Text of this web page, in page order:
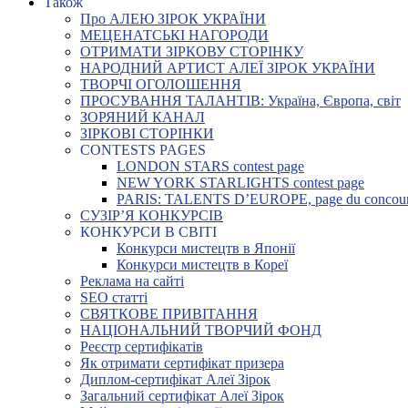
Про АЛЕЮ ЗІРОК УКРАЇНИ
МЕЦЕНАТСЬКІ НАГОРОДИ
ОТРИМАТИ ЗІРКОВУ СТОРІНКУ
НАРОДНИЙ АРТИСТ АЛЕЇ ЗІРОК УКРАЇНИ
ТВОРЧІ ОГОЛОШЕННЯ
ПРОСУВАННЯ ТАЛАНТІВ: Україна, Європа, світ
ЗОРЯНИЙ КАНАЛ
ЗІРКОВІ СТОРІНКИ
CONTESTS PAGES
LONDON STARS contest page
NEW YORK STARLIGHTS contest page
PARIS: TALENTS D’EUROPE, page du
СУЗІР’Я КОНКУРСІВ
КОНКУРСИ В СВІТІ
Конкурси мистецтв в Японії
Конкурси мистецтв в Кореї
Реклама на сайті
SEO статті
СВЯТКОВЕ ПРИВІТАННЯ
НАЦІОНАЛЬНИЙ ТВОРЧИЙ ФОНД
Реєстр сертифікатів
Як отримати сертифікат призера
Диплом-сертифікат Алеї Зірок
Загальний сертифікат Алеї Зірок